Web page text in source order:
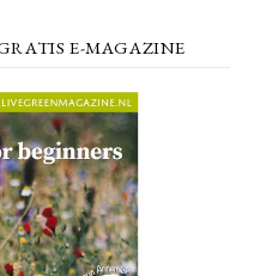
E-MAGAZINE